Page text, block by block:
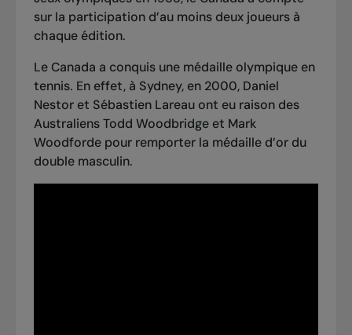
sur la participation d’au moins deux joueurs à
chaque édition.
Le Canada a conquis une médaille olympique en
tennis. En effet, à Sydney, en 2000, Daniel
Nestor et Sébastien Lareau ont eu raison des
Australiens Todd Woodbridge et Mark
Woodforde pour remporter la médaille d’or du
double masculin.